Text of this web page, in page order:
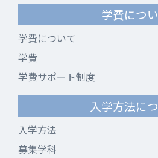
学費につ
学費について
学費
学費サポート制度
入学方法に
入学方法
募集学科